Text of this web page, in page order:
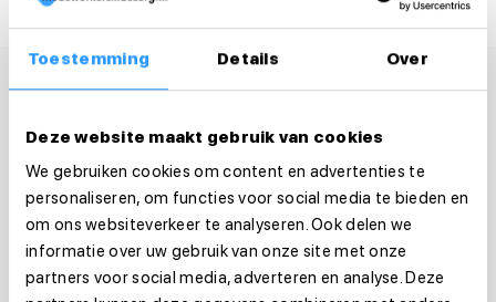
Toestemming Details Over
Deze website maakt gebruik van cookies
We gebruiken cookies om content en advertenties te
personaliseren, om functies voor social media te bieden en
om ons websiteverkeer te analyseren. Ook delen we
informatie over uw gebruik van onze site met onze
partners voor social media, adverteren en analyse. Deze